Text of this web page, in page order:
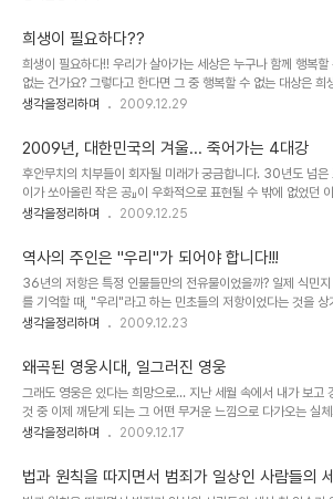
며, 나라가 온통 시끄러웠던 심형래 감독의 영화 "디워"의 기억
예가 되리라 생각합니다. 물론 이상한 논리들로 찬반이 엇갈리며
분하게 얼룩졌던 그때의 기억이 좋지는 않지만... 이야기 또는
전달하고자 하는 메시지 등은 영화의 기본 골격이라고 할 수 있
때문에 아무리 영화가 멋진 기술과 영상으로 채워져 있다고 하더
되어 관객으로부터 혹평을 받게 되고..
희생이 필요하다??
희생이 필요하다!! 우리가 살아가는 세상은 누구나 함께 행복할
없는 건가요? 그렇다고 한다면 그 중 행복할 수 없는 대상은 희
해야만 하는 것일까요? 그래요... 만일 그 행복할 수 있는 최적의
▲ 세상을 구하고자 십자가를 맨 예수... 그러나... 누군가 그 희
하면서 진정으로 그 스스로의 실천적 희생을 통해 다수의 행복을
겠다고 한다면 진정으로 나는 그를 숭배할 겁니다. 그런데... 그
있어 스스로는 제외하고 타인만의 희생을 종용하고 강요하는
고 한다면, 그것을 희생이라고 할 수 있을지 의문입니다. 강요되
이 땅의 9..
생각을정리하며 2009.12.29
2009년, 대한민국의 겨울... 죽어가는 4대강
후안무치의 치부들이 회자될 미래가 궁금합니다. 30년도 넘은
이가 쏘아올린 작은 공』이 우화적으로 표현될 수 밖에 없었던
습니다. 그건... 세상이 흉흉해지고 왜곡된 힘이 창궐하게 되면
짖는다는 의미였습니다. ▲ 난장이가 쏘아올린 작은 공 워낙
인지라 무엇이 맞고 틀린지 구분할 길이 막연한 것도 사실이지
은 따로 있는 게 아닌가 싶습니다. 정말 아니다 싶은데에는 분
소리들의 모습들은 한결같이 근본적인 사람과 자연, 그 세상을
생각을정리하며 2009.12.25
역사의 주인은 "우리"가 되어야 합니다!!!
36년의 저항은 특정 인물들만의 전유물이었을까? 일제 식민지
를 기억할 때, "우리"라고 하는 민초들의 저항이었다는 것을 상
란 쉽지가 않습니다. ▲ 1919년 3월 1일을 기하여 일어난 거족
국민족문화대백과 / 네이트(일부 편집 수정) 문득 그 이유가 무
을까를 생각해 보았는데, 그것은 그 저항에 대한 역사적 기술에
위정자들의 숨은 의도가 있었기 때문이 아닐까라는 답이 도출
니다. 우리는 프랑스 혁명을 기억하는데 있어 특정한 누구를 떠
않습니다. -물론 그들이 추앙하는 인물은 있을 지언정- 하지만
인물들만이 있을 뿐입니다. 왜일..
생각을정리하며 2009.12.23
왜곡된 영웅시대, 일그러진 영웅
그래도 영웅은 있다는 희망으로... 지난 세월 속에서 내가 보고
것 중 이제 깨닫게 되는 그 어떤 무거운 느낌으로 다가오는 실
습니다. 그것은 특정한 누군가의 자취로 인하여 세상을 구한다는
힘이 작용하는 신화와도 같아서 세상을 포장하는 방송과 언론 -
과거는 구전(口傳)과 책을 통하여- 을 동원하여 그 쉽지 않은 표
생각을정리하며 2009.12.17
법과 원칙을 따지면서 범죄가 일상인 사람들의